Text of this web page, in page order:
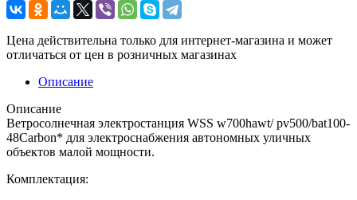
Цена действительна только для интернет-магазина и может
отличаться от цен в розничных магазинах
Описание
Описание
Ветросолнечная электростанция WSS w700hawt/ pv500/bat100-
48Carbon* для электроснабжения автономных уличных
объектов малой мощности.
Комплектация: